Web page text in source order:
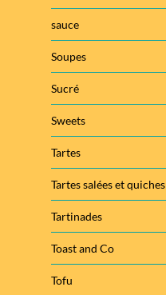
sauce
Soupes
Sucré
Sweets
Tartes
Tartes salées et quiches
Tartinades
Toast and Co
Tofu